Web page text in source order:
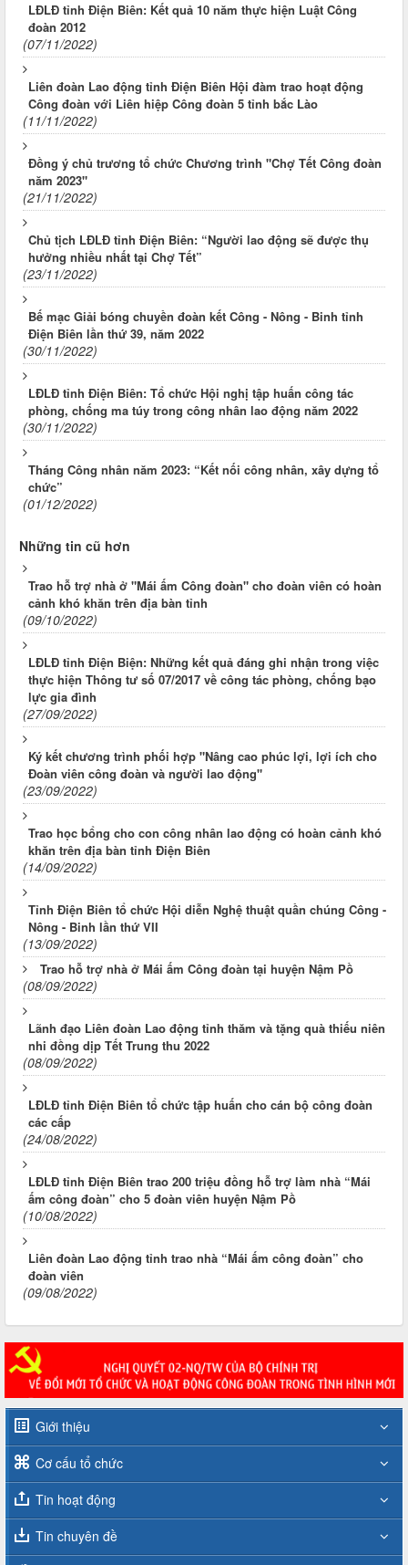
LĐLĐ tỉnh Điện Biên: Kết quả 10 năm thực hiện Luật Công
đoàn 2012
(07/11/2022)
Liên đoàn Lao động tỉnh Điện Biên Hội đàm trao hoạt động
Công đoàn với Liên hiệp Công đoàn 5 tỉnh bắc Lào
(11/11/2022)
Đồng ý chủ trương tổ chức Chương trình "Chợ Tết Công đoàn
năm 2023"
(21/11/2022)
Chủ tịch LĐLĐ tỉnh Điện Biên: “Người lao động sẽ được thụ
hưởng nhiều nhất tại Chợ Tết”
(23/11/2022)
Bế mạc Giải bóng chuyền đoàn kết Công - Nông - Binh tỉnh
Điện Biên lần thứ 39, năm 2022
(30/11/2022)
LĐLĐ tỉnh Điện Biên: Tổ chức Hội nghị tập huấn công tác
phòng, chống ma túy trong công nhân lao động năm 2022
(30/11/2022)
Tháng Công nhân năm 2023: “Kết nối công nhân, xây dựng tổ
chức”
(01/12/2022)
Những tin cũ hơn
Trao hỗ trợ nhà ở "Mái ấm Công đoàn" cho đoàn viên có hoàn
cảnh khó khăn trên địa bàn tỉnh
(09/10/2022)
LĐLĐ tỉnh Điện Biện: Những kết quả đáng ghi nhận trong việc
thực hiện Thông tư số 07/2017 về công tác phòng, chống bạo
lực gia đình
(27/09/2022)
Ký kết chương trình phối hợp "Nâng cao phúc lợi, lợi ích cho
Đoàn viên công đoàn và người lao động"
(23/09/2022)
Trao học bổng cho con công nhân lao động có hoàn cảnh khó
khăn trên địa bàn tỉnh Điện Biên
(14/09/2022)
Tỉnh Điện Biên tổ chức Hội diễn Nghệ thuật quần chúng Công -
Nông - Binh lần thứ VII
(13/09/2022)
Trao hỗ trợ nhà ở Mái ấm Công đoàn tại huyện Nậm Pồ
(08/09/2022)
Lãnh đạo Liên đoàn Lao động tỉnh thăm và tặng quà thiếu niên
nhi đồng dịp Tết Trung thu 2022
(08/09/2022)
LĐLĐ tỉnh Điện Biên tổ chức tập huấn cho cán bộ công đoàn
các cấp
(24/08/2022)
LĐLĐ tỉnh Điện Biên trao 200 triệu đồng hỗ trợ làm nhà “Mái
ấm công đoàn” cho 5 đoàn viên huyện Nậm Pồ
(10/08/2022)
Liên đoàn Lao động tỉnh trao nhà “Mái ấm công đoàn” cho
đoàn viên
(09/08/2022)
Giới thiệu
Cơ cấu tổ chức
Tin hoạt động
Tin chuyên đề